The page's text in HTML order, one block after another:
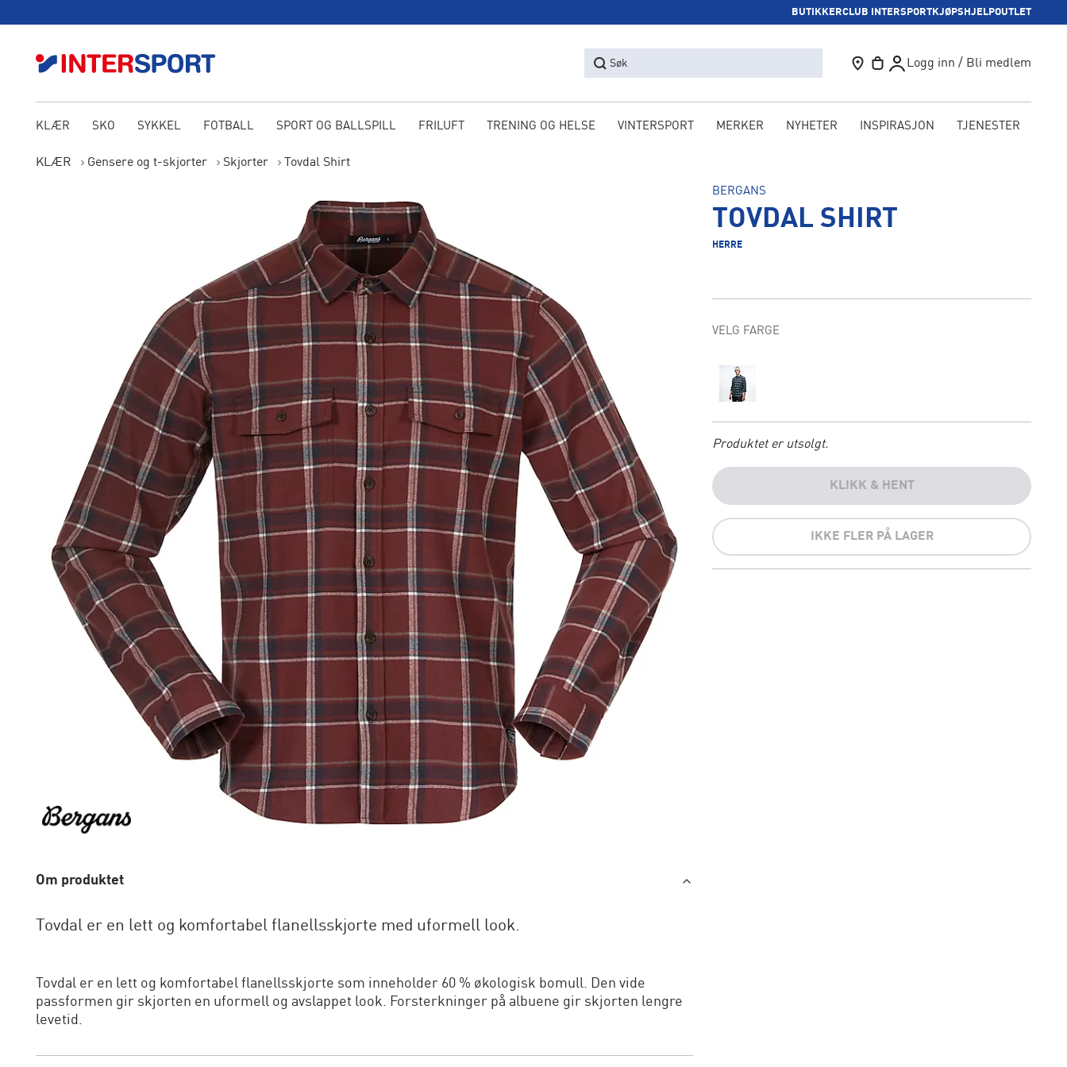
BUTIKKERCLUB INTERSPORTKJØPSHJELPOUTLET
Søk Logg inn / Bli medlem
KLÆR SKO SYKKEL FOTBALL SPORT OG BALLSPILL FRILUFT TRENING OG HELSE VINTERSPORT MERKER NYHETER INSPIRASJON TJENESTER
KLÆR Gensere og t-skjorter Skjorter Tovdal Shirt
Om produktet
Tovdal er en lett og komfortabel flanellsskjorte med uformell look.
Tovdal er en lett og komfortabel flanellsskjorte som inneholder 60 % økologisk bomull. Den vide
passformen gir skjorten en uformell og avslappet look. Forsterkninger på albuene gir skjorten lengre
levetid.
BERGANS
TOVDAL SHIRT
HERRE
VELG FARGE
Produktet er utsolgt.
KLIKK & HENT
IKKE FLER PÅ LAGER